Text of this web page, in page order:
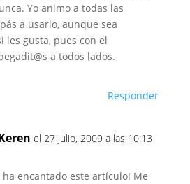
Yo animo a todas las
a usarlo, aunque sea
les gusta, pues con el
a todos lados.
Responder
el 27 julio, 2009 a las 10:13
ha encantado este artículo! Me